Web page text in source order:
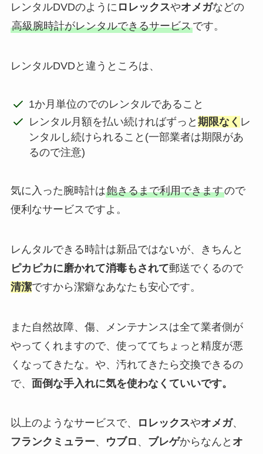
レンタルDVDのように ロレックスやオメガなどの
高級腕時計がレンタルできるサービスです。
レンタルDVDと違うところは、
1か月単位のでのレンタルであること
レンタル月額を払い続ければずっと期限なく レ
ンタルし続けられること(一部業者は期限があ
るので注意)
気に入った腕時計は飽きるまで利用できますので
便利なサービスですよ。
レんタルできる時計は新品ではないが、きちんと
ピカピカに磨かれて消毒もされて郵送でくるので
清潔ですから潔癖なあなたも安心です。
また自然故障、傷、メンテナンスは全て業者側が
やってくれますので、使っててちょっと精度が悪
くなってきたな。や、汚れてきたら交換できるの
で、 面倒な手入れに気を使わなくていいです。
以上のようなサービスで、 ロレックスやオメガ、
フランクミュラー、 ウブロ 、 ブレゲからなんと オ